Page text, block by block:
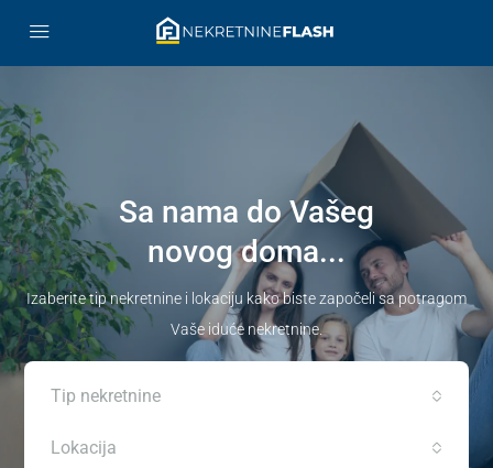
Sa nama do Vašeg
novog doma...
Izaberite tip nekretnine i lokaciju kako biste započeli sa potragom
Vaše iduće nekretnine.
Tip nekretnine
Lokacija